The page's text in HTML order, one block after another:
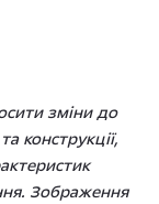
зміни до
конструкції,
Зображення